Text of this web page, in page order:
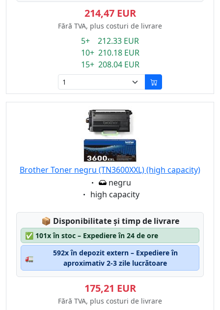
214,47 EUR
Fără TVA, plus costuri de livrare
5+ 212.33 EUR
10+ 210.18 EUR
15+ 208.04 EUR
Brother Toner negru (TN3600XXL) (high capacity)
Eigenschaft:
negru
Eigenschaft:
high capacity
📦 Lagerstatus:
Disponibilitate și timp de livrare
✅ 101x în stoc – Expediere în 24 de ore
🚛
592x în depozit extern – Expediere în
aproximativ 2-3 zile lucrătoare
175,21 EUR
Fără TVA, plus costuri de livrare